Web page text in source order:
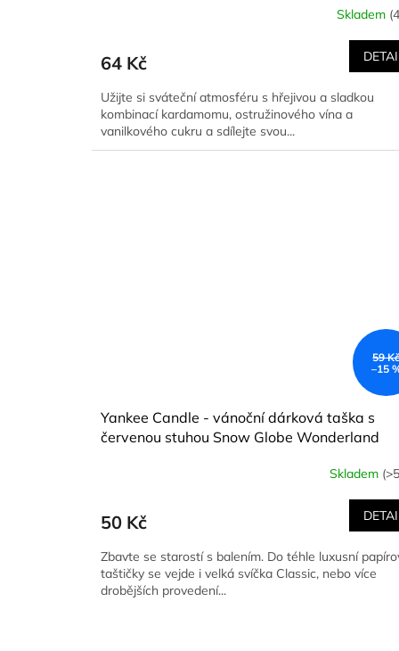
Skladem
64 Kč
Užijte si sváteční atmosféru s hřejivou a sladkou
kombinací kardamomu, ostružinového vína a
vanilkového cukru a sdílejte svou...
59
–15
Yankee Candle - vánoční dárková taška s
červenou stuhou Snow Globe Wonderland
Skladem
50 Kč
Zbavte se starostí s balením. Do téhle luxusní
taštičky se vejde i velká svíčka Classic, nebo více
drobějších provedení...